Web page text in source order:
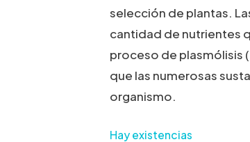
selección de plantas.
cantidad de nutrientes
proceso de plasmólisis
que las numerosas
organismo.
Hay existencias